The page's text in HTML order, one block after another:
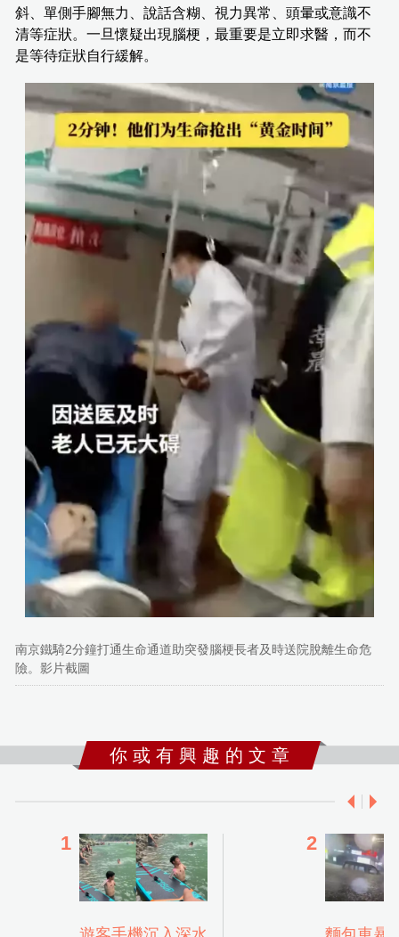
斜、單側手腳無力、說話含糊、視力異常、頭暈或意識不
清等症狀。一旦懷疑出現腦梗，最重要是立即求醫，而不
是等待症狀自行緩解。
南京鐵騎2分鐘打通生命通道助突發腦梗長者及時送院脫離生命危
險。影片截圖
你 或 有 興 趣 的 文 章